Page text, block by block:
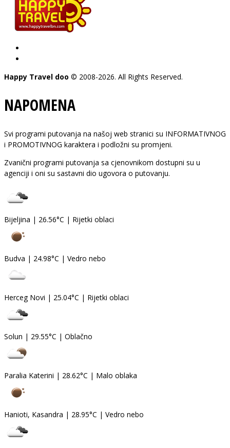
Happy Travel doo © 2008-2026. All Rights Reserved.
NAPOMENA
Svi programi putovanja na našoj web stranici su INFORMATIVNOG
i PROMOTIVNOG karaktera i podložni su promjeni.
Zvanični programi putovanja sa cjenovnikom dostupni su u
agenciji i oni su sastavni dio ugovora o putovanju.
Bijeljina | 26.56°C | Rijetki oblaci
Budva | 24.98°C | Vedro nebo
Herceg Novi | 25.04°C | Rijetki oblaci
Solun | 29.55°C | Oblačno
Paralia Katerini | 28.62°C | Malo oblaka
Hanioti, Kasandra | 28.95°C | Vedro nebo